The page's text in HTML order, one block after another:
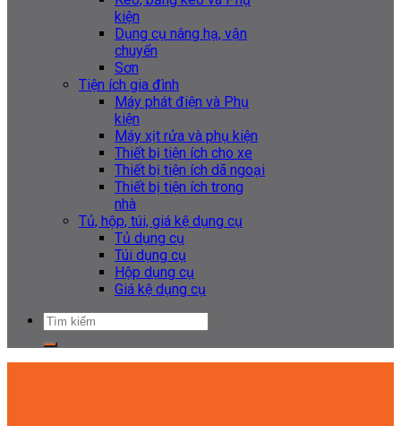
kiện
Dụng cụ nâng hạ, vận
chuyển
Sơn
Tiện ích gia đình
Máy phát điện và Phụ
kiện
Máy xịt rửa và phụ kiện
Thiết bị tiện ích cho xe
Thiết bị tiện ích dã ngoại
Thiết bị tiện ích trong
nhà
Tủ, hộp, túi, giá kệ dụng cụ
Tủ dụng cụ
Túi dụng cụ
Hộp dụng cụ
Giá kệ dụng cụ
Tìm